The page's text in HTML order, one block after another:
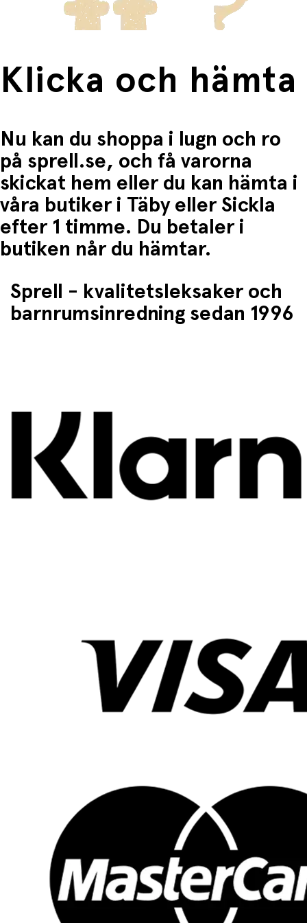
Klicka och hämta
Nu kan du shoppa i lugn och ro
på sprell.se, och få varorna
skickat hem eller du kan hämta i
våra butiker i Täby eller Sickla
efter 1 timme. Du betaler i
butiken når du hämtar.
Sprell - kvalitetsleksaker och
barnrumsinredning sedan 1996